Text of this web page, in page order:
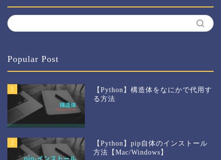
Popular Post
1
【Python】構造体をなにかで代用す
る方法
2
【Python】pip自体のインストール
方法【Mac/Windows】